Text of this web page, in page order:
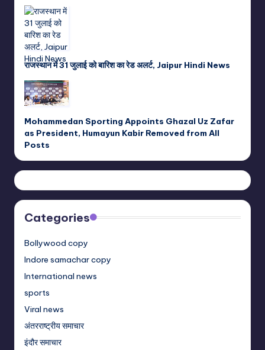
राजस्थान में 31 जुलाई को बारिश का रेड अलर्ट, Jaipur Hindi News
Mohammedan Sporting Appoints Ghazal Uz Zafar
as President, Humayun Kabir Removed from All
Posts
Categories
Bollywood copy
Indore samachar copy
International news
sports
Viral news
अंतरराष्ट्रीय समाचार
इंदौर समाचार